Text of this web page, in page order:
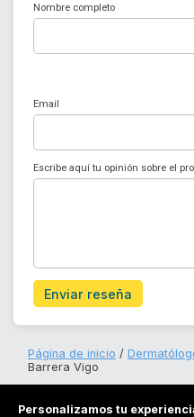
Nombre completo
Email
Escribe aquí tu opinión sobre el
Enviar reseña
Página de inicio
Barrera Vigo
Personalizamos tu